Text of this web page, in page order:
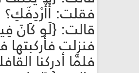
فقلت: أَأُرْدِفُكِ؟
قالت: {لَو كَانَ
فنزلت فأركبتها
فلمَّا أدركنا